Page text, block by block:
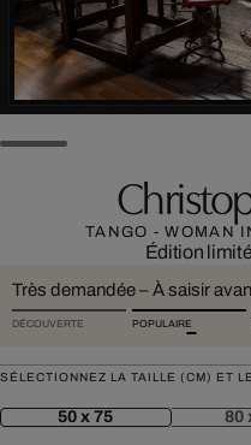
TANGO - WOMAN
Édition
Très demandée – À saisir
DÉCOUVERTE POPULAIRE
SÉLECTIONNEZ LA TAILLE (CM) ET
50 x 75 80